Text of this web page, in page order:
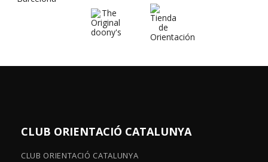
CLUB ORIENTACIÓ CATALUNYA
CLUB ORIENTACIÓ CATALUNYA